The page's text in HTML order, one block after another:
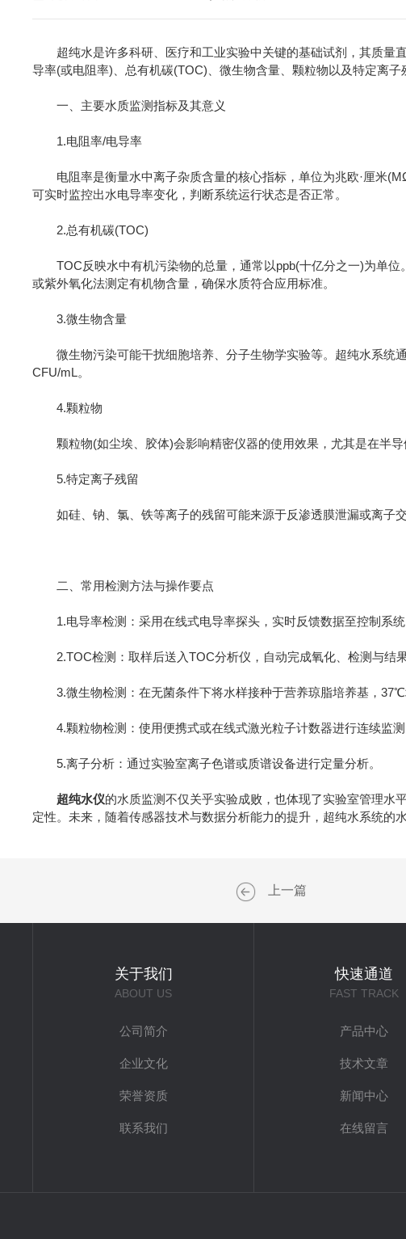
超纯水是许多科研、医疗和工业实验中关键的基础试剂，其质量
导率(或电阻率)、总有机碳(TOC)、微生物含量、颗粒物以及特定离子
一、主要水质监测指标及其意义
1.电阻率/电导率
电阻率是衡量水中离子杂质含量的核心指标，单位为兆欧·厘米
可实时监控出水电导率变化，判断系统运行状态是否正常。
2.总有机碳(TOC)
TOC反映水中有机污染物的总量，通常以ppb(十亿分之一)为单位
或紫外氧化法测定有机物含量，确保水质符合应用标准。
3.微生物含量
微生物污染可能干扰细胞培养、分子生物学实验等。超纯水系统
CFU/mL。
4.颗粒物
颗粒物(如尘埃、胶体)会影响精密仪器的使用效果，尤其是在半导
5.特定离子残留
如硅、钠、氯、铁等离子的残留可能来源于反渗透膜泄漏或离子交
二、常用检测方法与操作要点
1.电导率检测：采用在线式电导率探头，实时反馈数据至控制系统
2.TOC检测：取样后送入TOC分析仪，自动完成氧化、检测与结果
3.微生物检测：在无菌条件下将水样接种于营养琼脂培养基，37℃
4.颗粒物检测：使用便携式或在线式激光粒子计数器进行连续监测
5.离子分析：通过实验室离子色谱或质谱设备进行定量分析。
超纯水仪的水质监测不仅关乎实验成败，也体现了实验室管理水
定性。未来，随着传感器技术与数据分析能力的提升，超纯水系统的
上一篇
关于我们
ABOUT US
公司简介
企业文化
荣誉资质
联系我们
快速通道
FAST TRACK
产品中心
技术文章
新闻中心
在线留言